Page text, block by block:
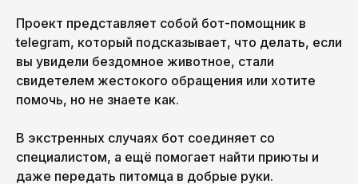
Проект представляет собой бот-помощник в
telegram, который подсказывает, что делать, если
вы увидели бездомное животное, стали
свидетелем жестокого обращения или хотите
помочь, но не знаете как.
В экстренных случаях бот соединяет со
специалистом, а ещё помогает найти приюты и
даже передать питомца в добрые руки.
Ваша почта
Подписаться на рассылку